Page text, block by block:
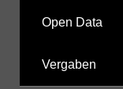
Open Data
Vergaben